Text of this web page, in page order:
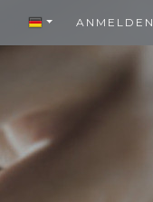
ANMELDEN